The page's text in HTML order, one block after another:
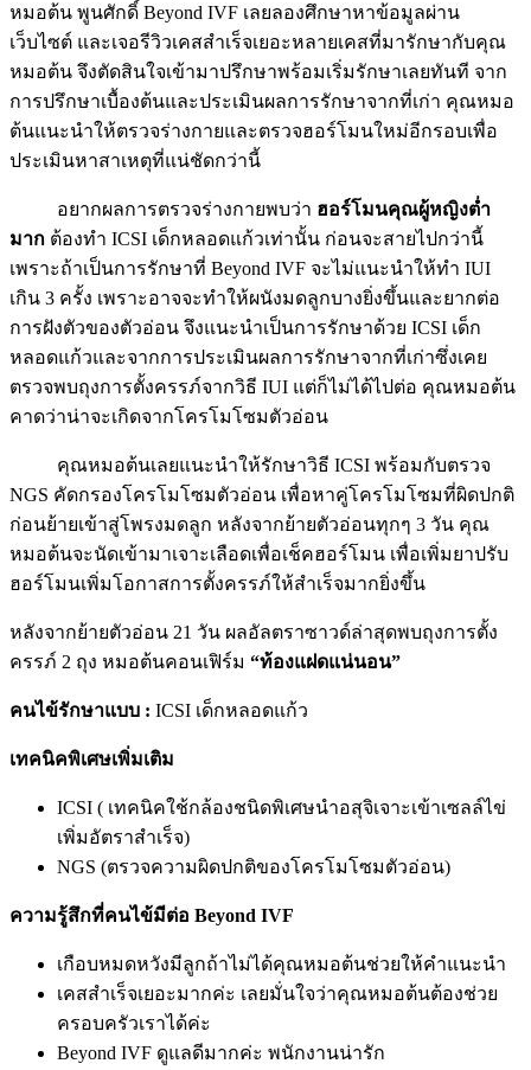
หมอต้น พูนศักดิ์ Beyond IVF เลยลองศึกษาหาข้อมูลผ่าน
เว็บไซต์ และเจอรีวิวเคสสำเร็จเยอะหลายเคสที่มารักษากับคุณ
หมอต้น จึงตัดสินใจเข้ามาปรึกษาพร้อมเริ่มรักษาเลยทันที จาก
การปรึกษาเบื้องต้นและประเมินผลการรักษาจากที่เก่า คุณหมอ
ต้นแนะนำให้ตรวจร่างกายและตรวจฮอร์โมนใหม่อีกรอบเพื่อ
ประเมินหาสาเหตุที่แน่ชัดกว่านี้
อยากผลการตรวจร่างกายพบว่า ฮอร์โมนคุณผู้หญิงต่ำ
มาก ต้องทำ ICSI เด็กหลอดแก้วเท่านั้น ก่อนจะสายไปกว่านี้
เพราะถ้าเป็นการรักษาที่ Beyond IVF จะไม่แนะนำให้ทำ IUI
เกิน 3 ครั้ง เพราะอาจจะทำให้ผนังมดลูกบางยิ่งขึ้นและยากต่อ
การฝังตัวของตัวอ่อน จึงแนะนำเป็นการรักษาด้วย ICSI เด็ก
หลอดแก้วและจากการประเมินผลการรักษาจากที่เก่าซึ่งเคย
ตรวจพบถุงการตั้งครรภ์จากวิธี IUI แต่ก็ไม่ได้ไปต่อ คุณหมอต้น
คาดว่าน่าจะเกิดจากโครโมโซมตัวอ่อน
คุณหมอต้นเลยแนะนำให้รักษาวิธี ICSI พร้อมกับตรวจ
NGS คัดกรองโครโมโซมตัวอ่อน เพื่อหาคู่โครโมโซมที่ผิดปกติ
ก่อนย้ายเข้าสู่โพรงมดลูก หลังจากย้ายตัวอ่อนทุกๆ 3 วัน คุณ
หมอต้นจะนัดเข้ามาเจาะเลือดเพื่อเช็คฮอร์โมน เพื่อเพิ่มยาปรับ
ฮอร์โมนเพิ่มโอกาสการตั้งครรภ์ให้สำเร็จมากยิ่งขึ้น
หลังจากย้ายตัวอ่อน 21 วัน ผลอัลตราซาวด์ล่าสุดพบถุงการตั้ง
ครรภ์ 2 ถุง หมอต้นคอนเฟิร์ม “ท้องแฝดแน่นอน”
คนไข้รักษาแบบ : ICSI เด็กหลอดแก้ว
เทคนิคพิเศษเพิ่มเติม
ICSI ( เทคนิคใช้กล้องชนิดพิเศษนำอสุจิเจาะเข้าเซลล์ไข่
เพิ่มอัตราสำเร็จ)
NGS (ตรวจความผิดปกติของโครโมโซมตัวอ่อน)
ความรู้สึกที่คนไข้มีต่อ Beyond IVF
เกือบหมดหวังมีลูกถ้าไม่ได้คุณหมอต้นช่วยให้คำแนะนำ
เคสสำเร็จเยอะมากค่ะ เลยมั่นใจว่าคุณหมอต้นต้องช่วย
ครอบครัวเราได้ค่ะ
Beyond IVF ดูแลดีมากค่ะ พนักงานน่ารัก